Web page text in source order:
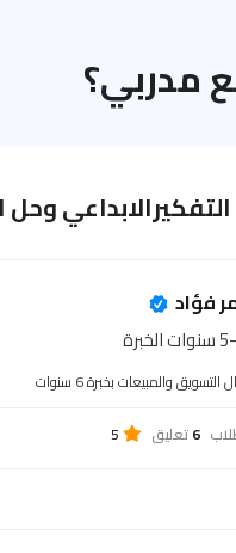
مدربي؟
فؤاد
والمبيعات بخبرة 6 سنوات
6تعليق 5